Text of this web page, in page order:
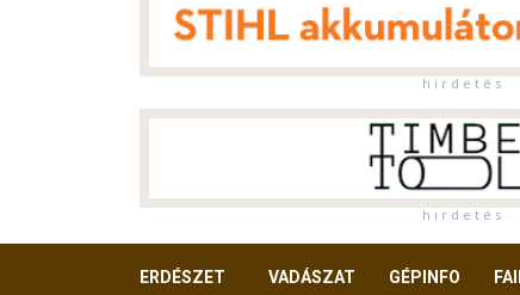
h i r d e t é s
h i r d e t é s
ERDÉSZET VADÁSZAT GÉPINFO